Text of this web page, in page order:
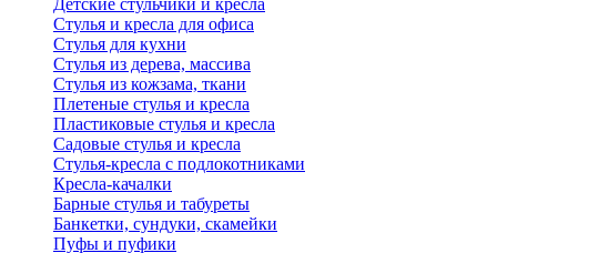
Детские стульчики и кресла
Стулья и кресла для офиса
Стулья для кухни
Стулья из дерева, массива
Стулья из кожзама, ткани
Плетеные стулья и кресла
Пластиковые стулья и кресла
Садовые стулья и кресла
Стулья-кресла с подлокотниками
Кресла-качалки
Барные стулья и табуреты
Банкетки, сундуки, скамейки
Пуфы и пуфики